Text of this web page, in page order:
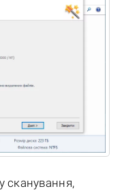
сканування,